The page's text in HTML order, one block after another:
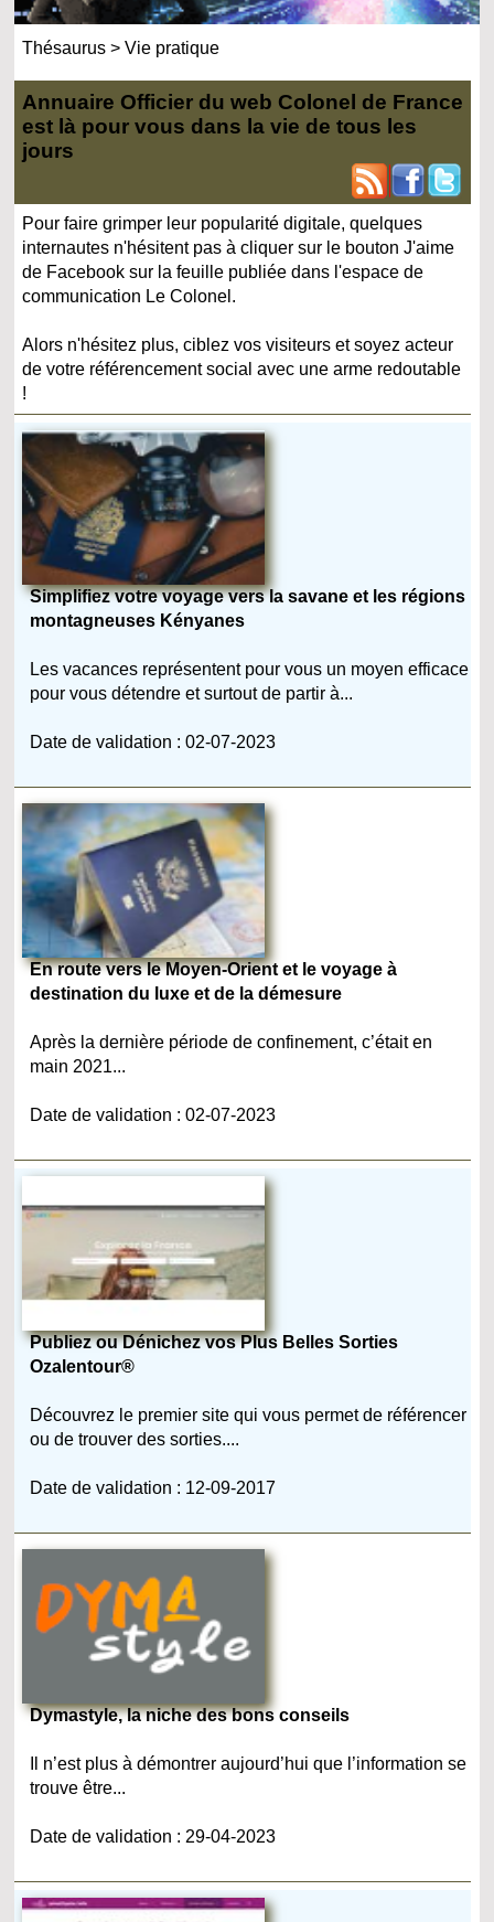
Thésaurus >Vie pratique
Annuaire Officier du web Colonel de France
est là pour vous dans la vie de tous les
jours
Pour faire grimper leur popularité digitale, quelques
internautes n'hésitent pas à cliquer sur le bouton J'aime
de Facebook sur la feuille publiée dans l'espace de
communication Le Colonel.
Alors n'hésitez plus, ciblez vos visiteurs et soyez acteur
de votre référencement social avec une arme redoutable
!
Simplifiez votre voyage vers la savane et les régions
montagneuses Kényanes
Les vacances représentent pour vous un moyen efficace
pour vous détendre et surtout de partir à...
Date de validation : 02-07-2023
En route vers le Moyen-Orient et le voyage à
destination du luxe et de la démesure
Après la dernière période de confinement, c’était en
main 2021...
Date de validation : 02-07-2023
Publiez ou Dénichez vos Plus Belles Sorties
Ozalentour®
Découvrez le premier site qui vous permet de référencer
ou de trouver des sorties....
Date de validation : 12-09-2017
Dymastyle, la niche des bons conseils
Il n’est plus à démontrer aujourd’hui que l’information se
trouve être...
Date de validation : 29-04-2023